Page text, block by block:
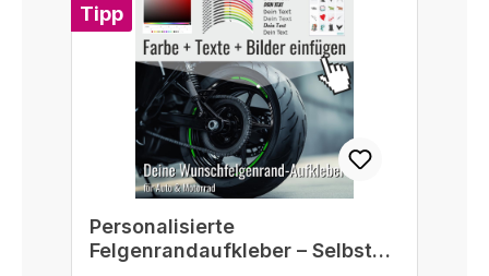
Tipp
Personalisierte
Felgenrandaufkleber – Selbst